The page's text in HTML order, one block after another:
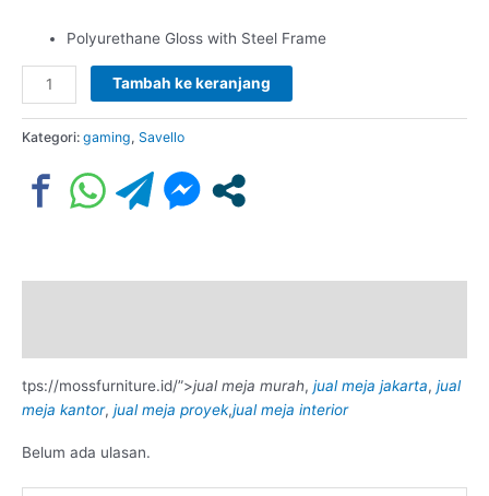
Polyurethane Gloss with Steel Frame
Tambah ke keranjang
Kategori: gaming, Savello
tps://mossfurniture.id/”>jual meja murah, jual meja jakarta, jual
meja kantor, jual meja proyek,jual meja interior
Belum ada ulasan.